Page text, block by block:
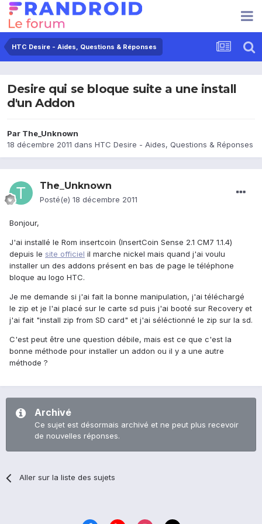
HTC Desire - Aides, Questions & Réponses
Desire qui se bloque suite a une install
d'un Addon
Par The_Unknown
18 décembre 2011 dans HTC Desire - Aides, Questions & Réponses
The_Unknown
Posté(e) 18 décembre 2011
Bonjour,
J'ai installé le Rom insertcoin (InsertCoin Sense 2.1 CM7 1.1.4)
depuis le site officiel il marche nickel mais quand j'ai voulu
installer un des addons présent en bas de page le téléphone
bloque au logo HTC.
Je me demande si j'ai fait la bonne manipulation, j'ai téléchargé
le zip et je l'ai placé sur le carte sd puis j'ai booté sur Recovery et
j'ai fait "install zip from SD card" et j'ai séléctionné le zip sur la sd.
C'est peut être une question débile, mais est ce que c'est la
bonne méthode pour installer un addon ou il y a une autre
méthode ?
Archivé
Ce sujet est désormais archivé et ne peut plus recevoir
de nouvelles réponses.
Aller sur la liste des sujets